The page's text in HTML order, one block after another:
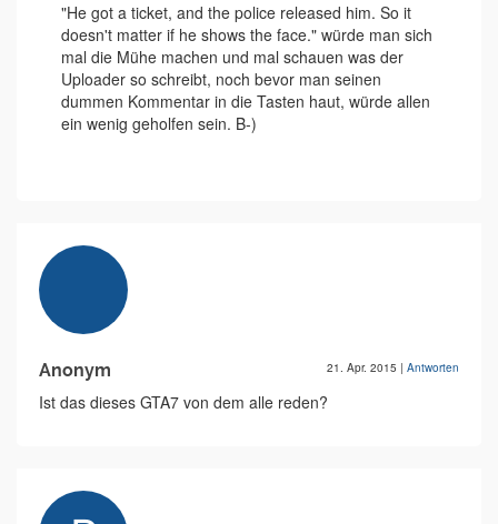
"He got a ticket, and the police released him. So it
doesn't matter if he shows the face." würde man sich
mal die Mühe machen und mal schauen was der
Uploader so schreibt, noch bevor man seinen
dummen Kommentar in die Tasten haut, würde allen
ein wenig geholfen sein. B-)
Anonym 21. Apr. 2015 | Antworten
Ist das dieses GTA7 von dem alle reden?